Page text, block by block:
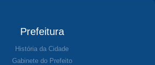
Prefeitura
História da Cidade
Gabinete do Prefeito